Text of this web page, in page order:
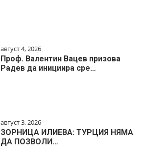
август 4, 2026
Проф. Валентин Вацев призова
Радев да инициира сре…
август 3, 2026
ЗОРНИЦА ИЛИЕВА: ТУРЦИЯ НЯМА
ДА ПОЗВОЛИ…